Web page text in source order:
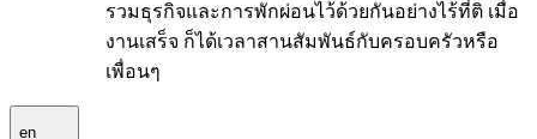
รวมธุรกิจและการพักผ่อนไว้ด้วยกันอย่างไร้ที่ติ เมื่อ
งานเสร็จ ก็ได้เวลาสานสัมพันธ์กับครอบครัวหรือ
เพื่อนๆ
en